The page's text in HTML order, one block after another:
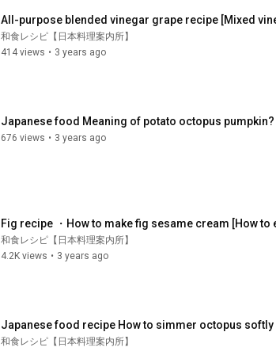
All-purpose blended vinegar grape recipe [Mixed
和食レシピ【日本料理案内所】
414 views • 3 years ago
Japanese food Meaning of potato octopus
676 views • 3 years ago
Fig recipe ・How to make fig sesame cream [How
和食レシピ【日本料理案内所】
4.2K views • 3 years ago
Japanese food recipe How to simmer octopus
和食レシピ【日本料理案内所】